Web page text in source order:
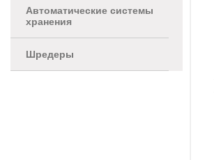
Автоматические системы
хранения
Шредеры